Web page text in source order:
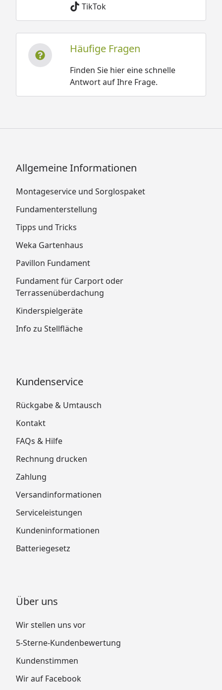
TikTok
Häufige Fragen
Finden Sie hier eine schnelle
Antwort auf Ihre Frage.
Allgemeine Informationen
Montageservice und Sorglospaket
Fundamenterstellung
Tipps und Tricks
Weka Gartenhaus
Pavillon Fundament
Fundament für Carport oder
Terrassenüberdachung
Kinderspielgeräte
Info zu Stellfläche
Kundenservice
Rückgabe & Umtausch
Kontakt
FAQs & Hilfe
Rechnung drucken
Zahlung
Versandinformationen
Serviceleistungen
Kundeninformationen
Batteriegesetz
Über uns
Wir stellen uns vor
5-Sterne-Kundenbewertung
Kundenstimmen
Wir auf Facebook